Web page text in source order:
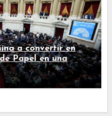
a convertir en
Papel en una